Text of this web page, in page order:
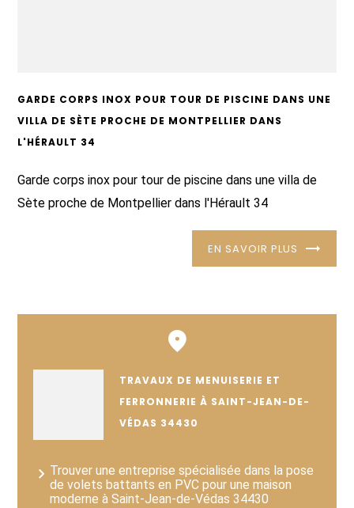
GARDE CORPS INOX POUR TOUR DE PISCINE DANS UNE
VILLA DE SÈTE PROCHE DE MONTPELLIER DANS
L'HÉRAULT 34
Garde corps inox pour tour de piscine dans une villa de
Sète proche de Montpellier dans l'Hérault 34
EN SAVOIR PLUS
TRAVAUX DE MENUISERIE ET
FERRONNERIE À SAINT-JEAN-DE-
VÉDAS 34430
Trouver une entreprise spécialisée dans la pose
de volets battants en PVC pour une maison
moderne à Saint-Jean-de-Védas 34430